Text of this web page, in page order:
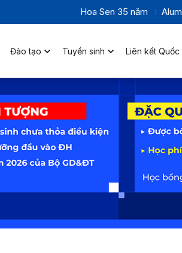
Hoa Sen 35 năm
Đào tạo Tuyển sinh Liên kết Quốc